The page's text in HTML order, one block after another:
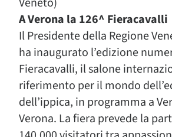
A Verona la 126^ Fieracavalli
Il Presidente della Regione
ha inaugurato l’edizione
Fieracavalli, il salone
riferimento per il mondo
dell’ippica, in programma a
Verona. La fiera prevede la